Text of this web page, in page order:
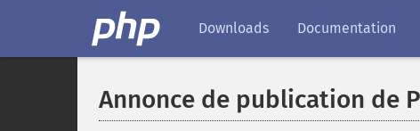
Downloads Documentation
Annonce de publication de